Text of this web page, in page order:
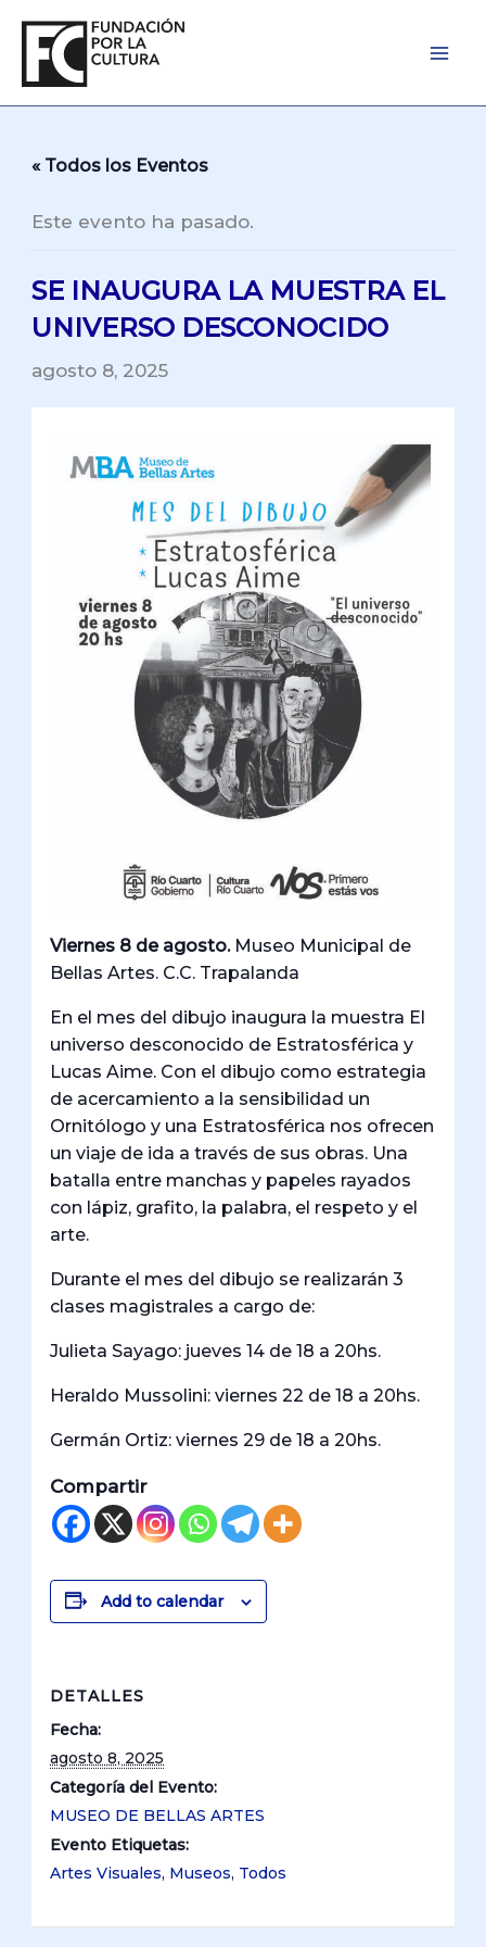
contenido
« Todos los Eventos
Este evento ha pasado.
SE INAUGURA LA MUESTRA EL
UNIVERSO DESCONOCIDO
agosto 8, 2025
Viernes 8 de agosto.Museo Municipal de
Bellas Artes. C.C. Trapalanda
En el mes del dibujo inaugura la muestra El
universo desconocido de Estratosférica y
Lucas Aime. Con el dibujo como estrategia
de acercamiento a la sensibilidad un
Ornitólogo y una Estratosférica nos ofrecen
un viaje de ida a través de sus obras. Una
batalla entre manchas y papeles rayados
con lápiz, grafito, la palabra, el respeto y el
arte.
Durante el mes del dibujo se realizarán 3
clases magistrales a cargo de:
Julieta Sayago: jueves 14 de 18 a 20hs.
Heraldo Mussolini: viernes 22 de 18 a 20hs.
Germán Ortiz: viernes 29 de 18 a 20hs.
Compartir
Add to calendar
DETALLES
Fecha:
agosto 8, 2025
Categoría del Evento:
MUSEO DE BELLAS ARTES
Evento Etiquetas:
Artes Visuales, Museos, Todos